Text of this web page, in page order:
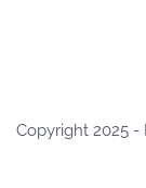
Copyright 2025